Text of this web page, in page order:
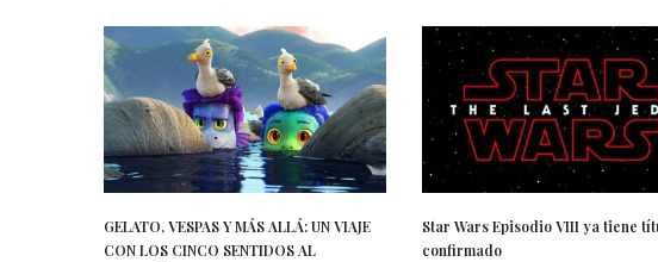
GELATO, VESPAS Y MÁS ALLÁ: UN VIAJE
CON LOS CINCO SENTIDOS AL
Star Wars Episodio VIII ya tiene
confirmado